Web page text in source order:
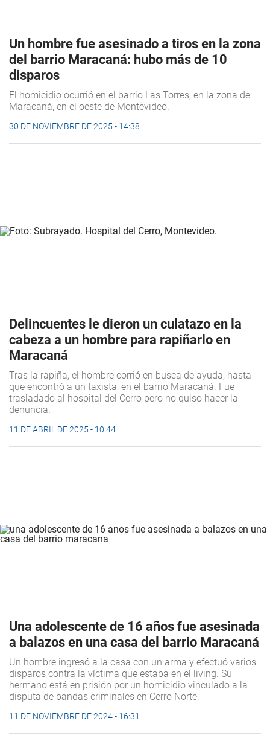
Un hombre fue asesinado a tiros en la zona
del barrio Maracaná: hubo más de 10
disparos
El homicidio ocurrió en el barrio Las Torres, en la zona de
Maracaná, en el oeste de Montevideo.
30 DE NOVIEMBRE DE 2025 - 14:38
Delincuentes le dieron un culatazo en la
cabeza a un hombre para rapiñarlo en
Maracaná
Tras la rapiña, el hombre corrió en busca de ayuda, hasta
que encontró a un taxista, en el barrio Maracaná. Fue
trasladado al hospital del Cerro pero no quiso hacer la
denuncia.
11 DE ABRIL DE 2025 - 10:44
Una adolescente de 16 años fue asesinada
a balazos en una casa del barrio Maracaná
Un hombre ingresó a la casa con un arma y efectuó varios
disparos contra la víctima que estaba en el living. Su
hermano está en prisión por un homicidio vinculado a la
disputa de bandas criminales en Cerro Norte.
11 DE NOVIEMBRE DE 2024 - 16:31